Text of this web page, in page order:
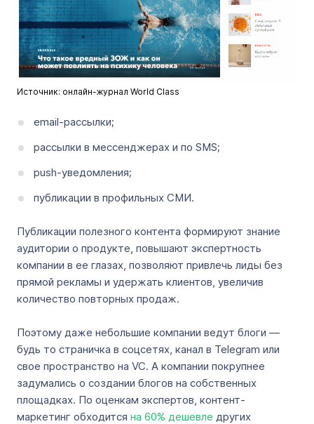
Источник: онлайн-журнал World Class
email-рассылки;
рассылки в мессенджерах и по SMS;
push-уведомления;
публикации в профильных СМИ.
Публикации полезного контента формируют знание
аудитории о продукте, повышают экспертность
компании в ее глазах, позволяют привлечь лиды без
прямой рекламы и удержать клиентов, увеличив
количество повторных продаж.
Поэтому даже небольшие компании ведут блоги —
будь то страничка в соцсетях, канал в Telegram или
свое пространство на VC. А компании покрупнее
задумались о создании блогов на собственных
площадках. По оценкам экспертов, контент-
маркетинг обходится на 60% дешевле других